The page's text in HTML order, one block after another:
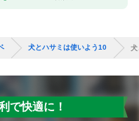
犬とハサミは使いよう10 犬
で快適に！